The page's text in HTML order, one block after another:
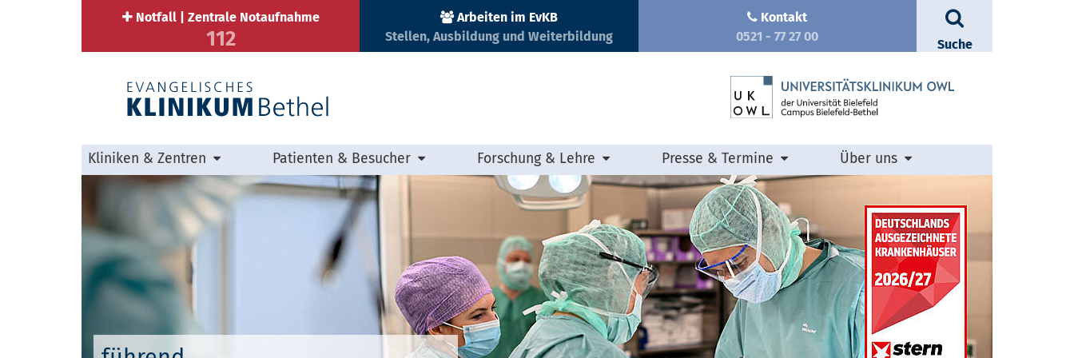
Notfall | Zentrale Notaufnahme
112
Arbeiten im EvKB
Stellen, Ausbildung und Weiterbildung
Kontakt
0521 - 77 27 00
Suche
Kliniken & Zentren Patienten & Besucher Forschung & Lehre Presse & Termine Über uns